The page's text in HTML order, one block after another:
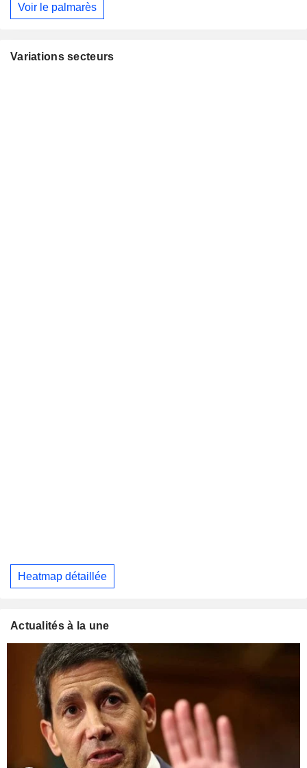
Voir le palmarès
Variations secteurs
Heatmap détaillée
Actualités à la une